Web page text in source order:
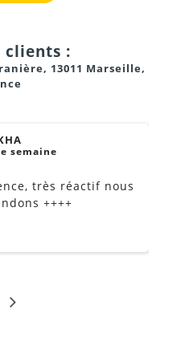
clients :
13011 Marseille,
semaine
très réactif nous
++++